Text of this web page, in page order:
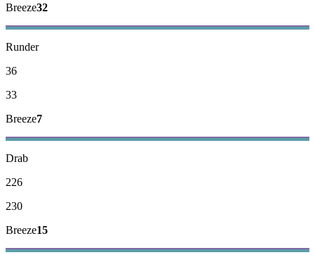
Breeze32
Runder
36
33
Breeze7
Drab
226
230
Breeze15